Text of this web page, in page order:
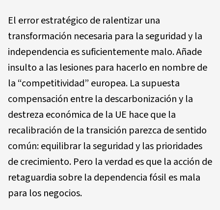
El error estratégico de ralentizar una
transformación necesaria para la seguridad y la
independencia es suficientemente malo. Añade
insulto a las lesiones para hacerlo en nombre de
la “competitividad” europea. La supuesta
compensación entre la descarbonización y la
destreza económica de la UE hace que la
recalibración de la transición parezca de sentido
común: equilibrar la seguridad y las prioridades
de crecimiento. Pero la verdad es que la acción de
retaguardia sobre la dependencia fósil es mala
para los negocios.